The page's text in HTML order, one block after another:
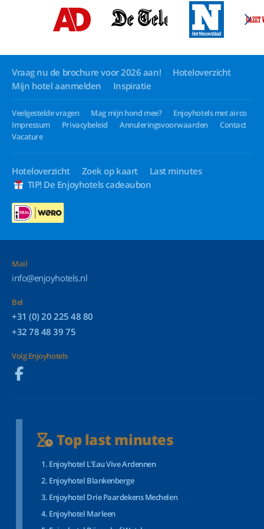
Vraag nu de brochure voor 2026 aan!
Hoteloverzicht
Mijn hotel aanmelden
Inspiratie
Veelgestelde vragen Mag mijn hond mee?
Enjoyhotels met airco
Impressum
Privacybeleid Annuleringsvoorwaarden
Contact
Vacature
Hoteloverzicht Zoek op kaart
Last minutes
TIP! De Enjoyhotels cadeaubon
Mail
info@enjoyhotels.nl
Bel
+31 (0) 20 225 48 80
+32 78 48 39 75
Volg Enjoyhotels
Top last minutes
Enjoyhotel L’Eau Vive Ardennen
Enjoyhotel Blankenberge
Enjoyhotel Drie Paardekens Mechelen
Enjoyhotel Marleen